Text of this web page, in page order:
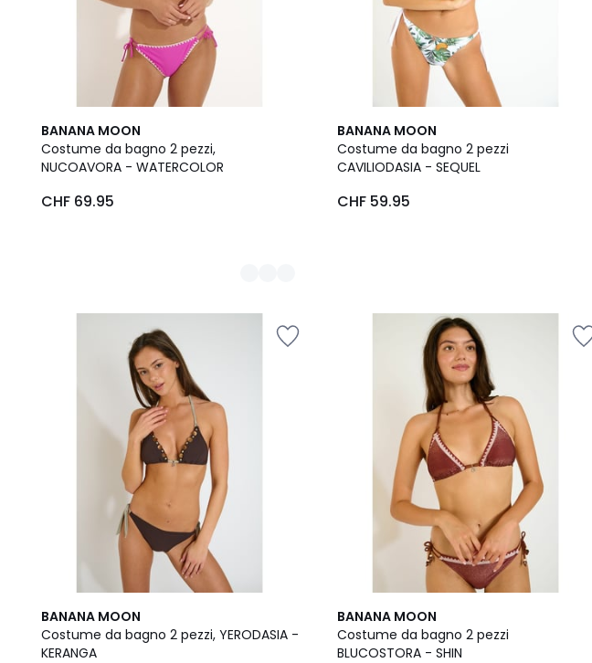
BANANA MOON
Costume da bagno 2 pezzi,
NUCOAVORA - WATERCOLOR
CHF 69.95
3
Colori
BANANA MOON
Costume da bagno 2 pezzi
CAVILIODASIA - SEQUEL
CHF 59.95
BANANA MOON
Costume da bagno 2 pezzi, YERODASIA -
KERANGA
BANANA MOON
Costume da bagno 2 pezzi
BLUCOSTORA - SHIN